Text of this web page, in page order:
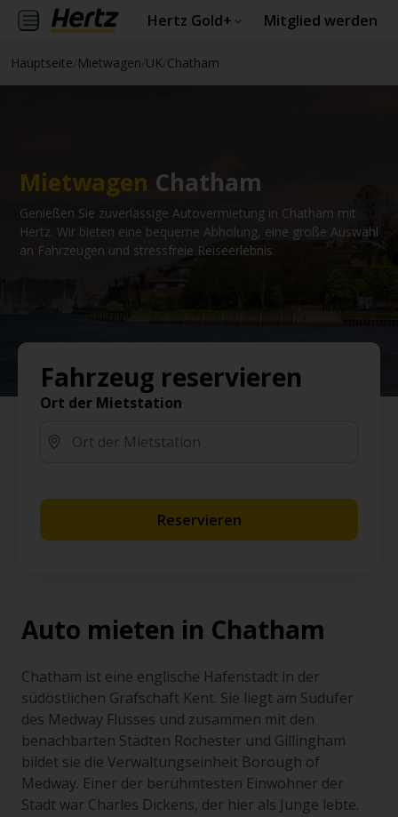
Hertz Gold+ Mitglied werden
Hauptseite Mietwagen UK Chatham
Mietwagen Chatham
Genießen Sie zuverlässige Autovermietung in Chatham mit
Hertz. Wir bieten eine bequeme Abholung, eine große Auswahl
an Fahrzeugen und stressfreie Reiseerlebnis.
Fahrzeug reservieren
Ort der Mietstation
Reservieren
Auto mieten in Chatham
Chatham ist eine englische Hafenstadt in der
südöstlichen Grafschaft Kent. Sie liegt am Südufer
des Medway Flusses und zusammen mit den
benachbarten Städten Rochester und Gillingham
bildet sie die Verwaltungseinheit Borough of
Medway. Einer der berühmtesten Einwohner der
Stadt war Charles Dickens, der hier als Junge lebte.